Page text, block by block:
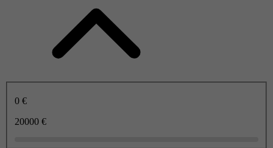
0 €
20000 €